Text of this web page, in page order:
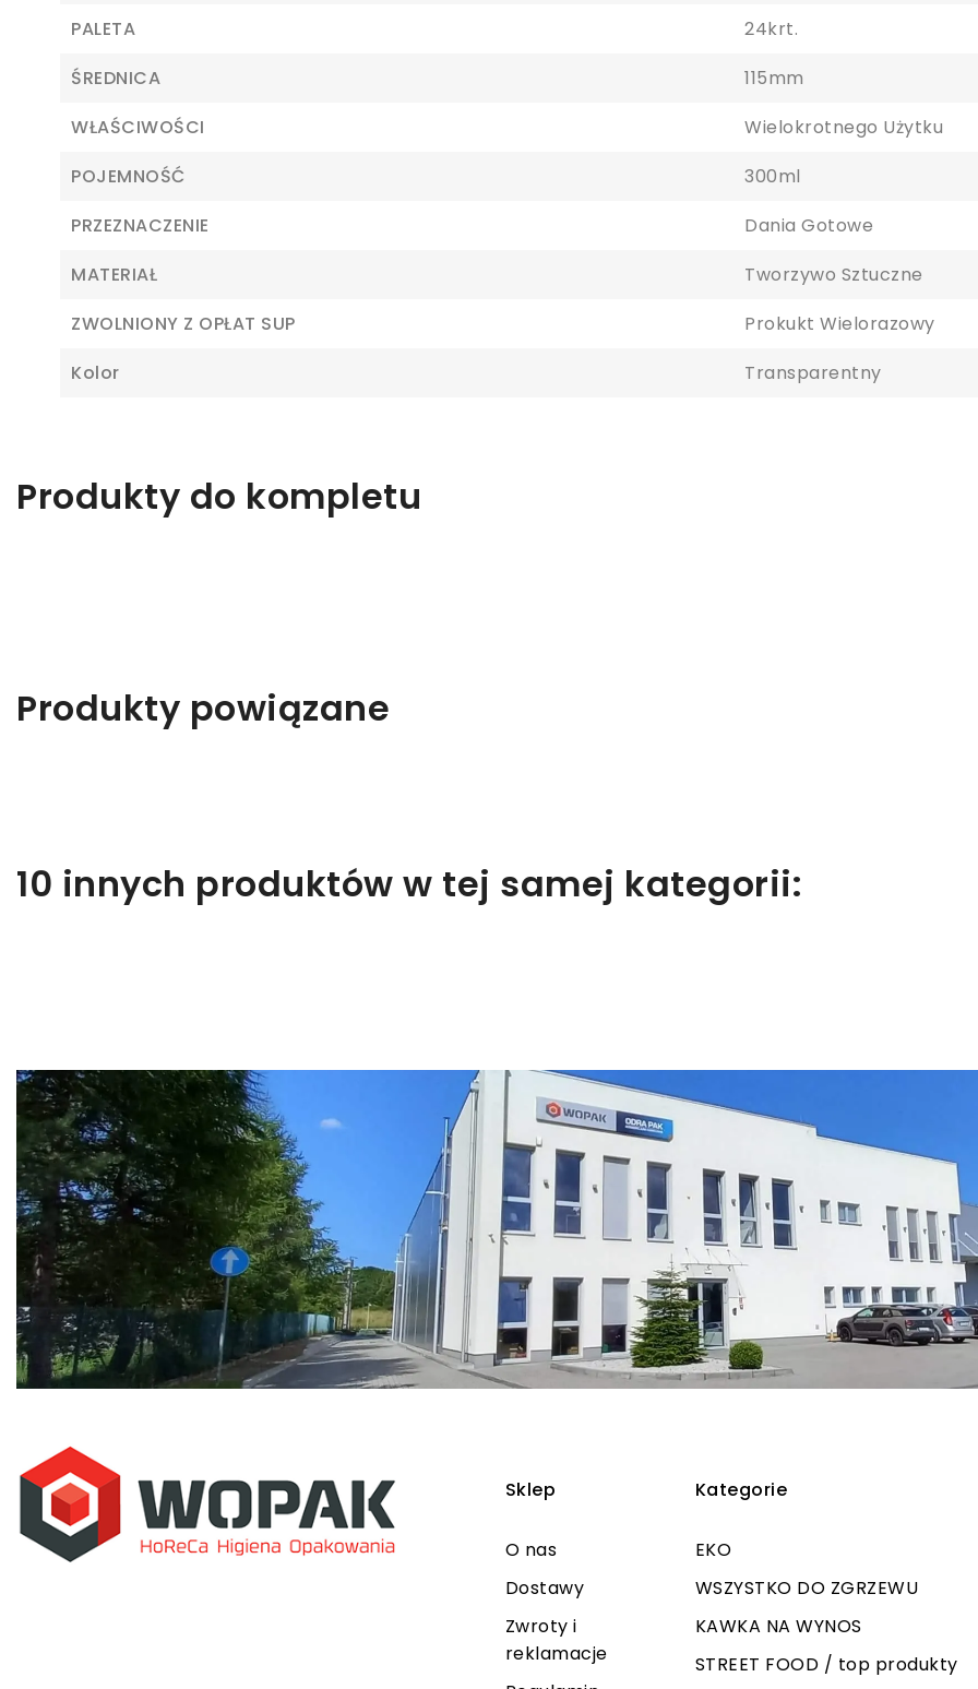
PALETA
24krt.
ŚREDNICA
115mm
WŁAŚCIWOŚCI
Wielokrotnego Użytku
POJEMNOŚĆ
300ml
PRZEZNACZENIE
Dania Gotowe
MATERIAŁ
Tworzywo Sztuczne
ZWOLNIONY Z OPŁAT SUP
Prokukt Wielorazowy
Kolor
Transparentny
Produkty do kompletu
Produkty powiązane
10 innych produktów w tej samej kategorii:
Sklep
O nas
Dostawy
Zwroty i
reklamacje
Kategorie
EKO
WSZYSTKO DO ZGRZEWU
KAWKA NA WYNOS
STREET FOOD / top produkty